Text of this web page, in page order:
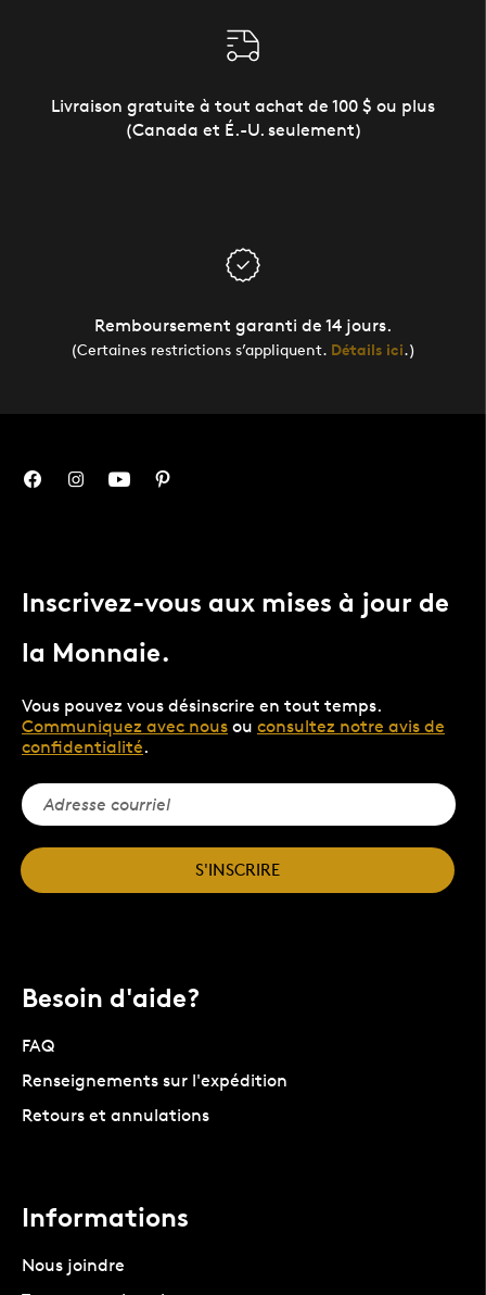
Livraison gratuite à tout achat de 100 $ ou plus
(Canada et É.-U. seulement)
Remboursement garanti de 14 jours.
(Certaines restrictions s’appliquent. Détails ici.)
Inscrivez-vous aux mises à jour de
la Monnaie.
Vous pouvez vous désinscrire en tout temps.
Communiquez avec nous ou consultez notre avis de
confidentialité.
S'INSCRIRE
Besoin d'aide?
FAQ
Renseignements sur l'expédition
Retours et annulations
Informations
Nous joindre